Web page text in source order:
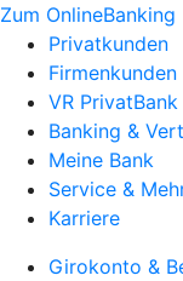
Zum OnlineBanking
Privatkunden
Firmenkunden
VR PrivatBank
Banking &
Meine Bank
Service &
Karriere
Girokonto &